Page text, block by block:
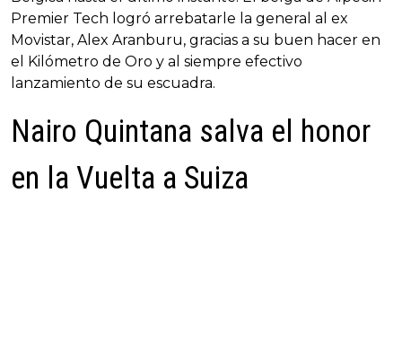
Premier Tech logró arrebatarle la general al ex
Movistar, Alex Aranburu, gracias a su buen hacer en
el Kilómetro de Oro y al siempre efectivo
lanzamiento de su escuadra.
Nairo Quintana salva el honor
en la Vuelta a Suiza